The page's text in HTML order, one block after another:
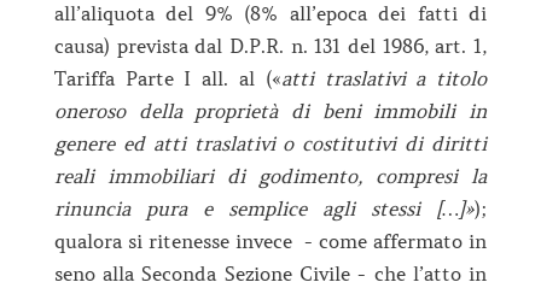
all’aliquota del 9% (8% all’epoca dei fatti di
causa) prevista dal D.P.R. n. 131 del 1986, art. 1,
Tariffa Parte I all. al («atti traslativi a titolo
oneroso della proprietà di beni immobili in
genere ed atti traslativi o costitutivi di diritti
reali immobiliari di godimento, compresi la
rinuncia pura e semplice agli stessi […]»);
qualora si ritenesse invece - come affermato in
seno alla Seconda Sezione Civile - che l’atto in